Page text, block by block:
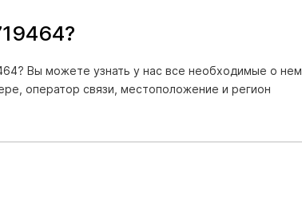
?
Вы можете узнать у нас все необходимые о нем
оператор связи, местоположение и регион